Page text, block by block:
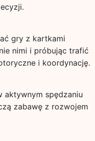
gry z kartkami
nimi i próbując trafić
i koordynację.
aktywnym spędzaniu
zabawę z rozwojem